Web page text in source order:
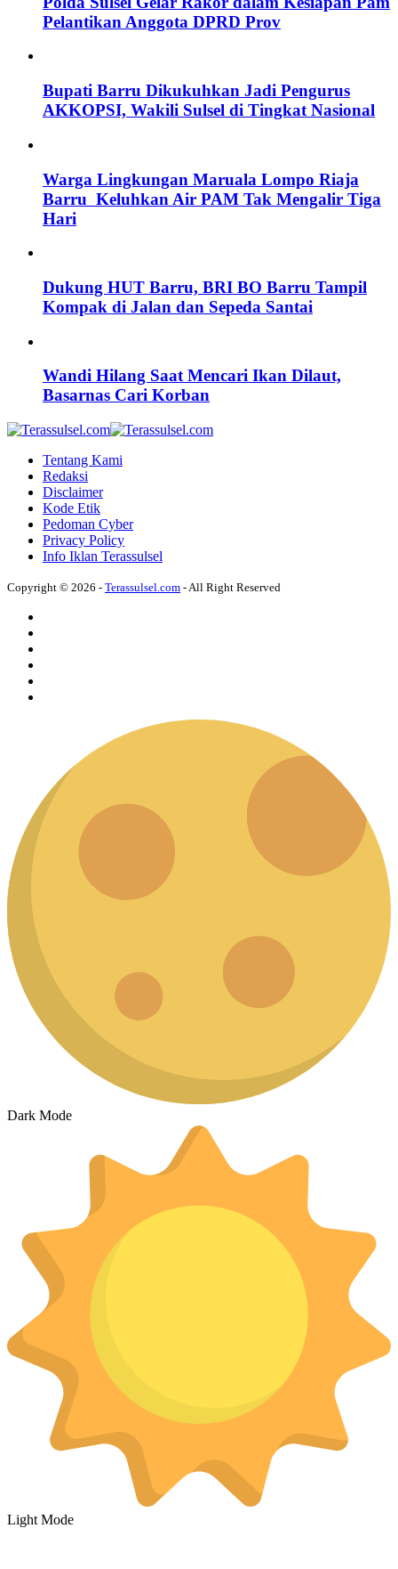
Pelantikan Anggota DPRD Prov
Bupati Barru Dikukuhkan Jadi Pengurus
AKKOPSI, Wakili Sulsel di Tingkat Nasional
Warga Lingkungan Maruala Lompo Riaja
Barru Keluhkan Air PAM Tak Mengalir Tiga
Hari
Dukung HUT Barru, BRI BO Barru Tampil
Kompak di Jalan dan Sepeda Santai
Wandi Hilang Saat Mencari Ikan Dilaut,
Basarnas Cari Korban
Tentang Kami
Redaksi
Disclaimer
Kode Etik
Pedoman Cyber
Privacy Policy
Info Iklan Terassulsel
Copyright © 2026 - Terassulsel.com - All Right Reserved
Dark Mode
Light Mode